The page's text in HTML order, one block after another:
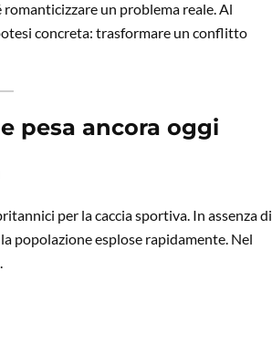
un problema reale. Al
concreta: trasformare un conflitto
pesa ancora oggi
per la caccia sportiva. In assenza di
popolazione esplose rapidamente. Nel
.